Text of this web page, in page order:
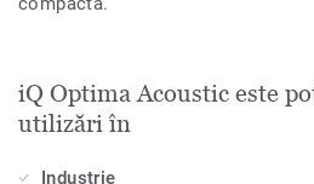
iQ Optima Acoustic este
utilizări în
Industrie